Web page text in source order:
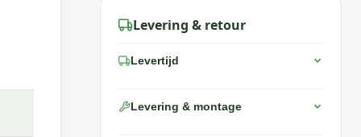
Levering & retour
Levertijd
Levering & montage